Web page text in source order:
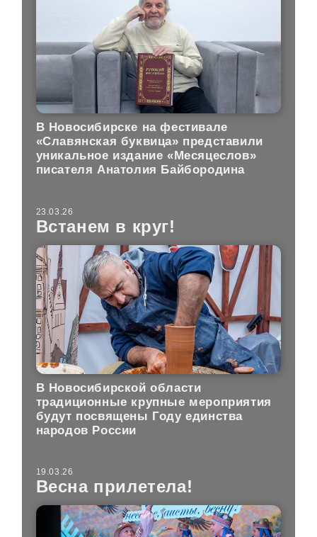
В Новосибирске на фестивале
«Славянская буквица» представили
уникальное издание «Месяцеслов»
писателя Анатолия Байбородина
23.03.26
Встанем в круг!
В Новосибирской области
традиционные крупные мероприятия
будут посвящены Году единства
народов России
19.03.26
Весна прилетела!